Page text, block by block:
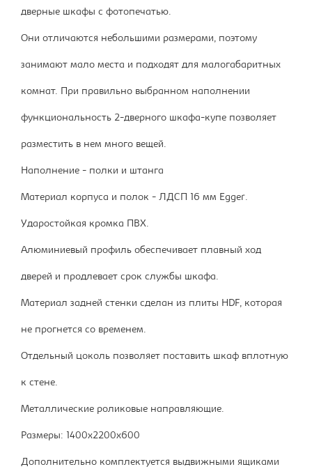
дверные шкафы с фотопечатью.
Они отличаются небольшими размерами, поэтому
занимают мало места и подходят для малогабаритных
комнат. При правильно выбранном наполнении
функциональность 2-дверного шкафа-купе позволяет
разместить в нем много вещей.
Наполнение - полки и штанга
Материал корпуса и полок - ЛДСП 16 мм Egger.
Ударостойкая кромка ПВХ.
Алюминиевый профиль обеспечивает плавный ход
дверей и продлевает срок службы шкафа.
Материал задней стенки сделан из плиты HDF, которая
не прогнется со временем.
Отдельный цоколь позволяет поставить шкаф вплотную
к стене.
Металлические роликовые направляющие.
Размеры: 1400х2200х600
Дополнительно комплектуется выдвижными ящиками